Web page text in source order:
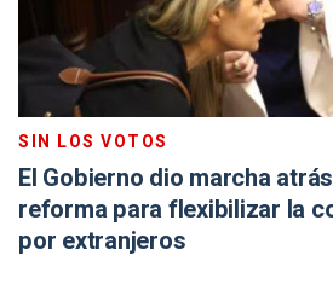
SIN LOS VOTOS
El Gobierno dio marcha
reforma para flexibilizar la
por extranjeros